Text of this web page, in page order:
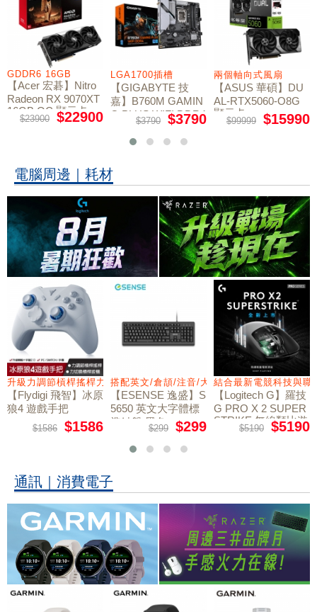
GDDR6 16GB
【Acer 宏碁】Nitro
Radeon RX 9070XT
16GB OC 顯示卡
$23900 $22900
LGA1700插槽
【GIGABYTE 技
嘉】B760M GAMIN
G PLUS WIFI DDR4
主機板$3790 $3790
兩個軸向式風扇
【ASUS 華碩】DU
AL-RTX5060-O8G
顯示卡
$99999 $15990
電腦周邊｜耗材
墊
升級力調節槓桿搖桿力切換扳機
【Flydigi 飛智】冰原
狼4 遊戲手把
$1586 $1586
搭配英文/倉頡/注音/大易
【ESENSE 逸盛】S
5650 英文大字體標
準鍵盤 黑色
$299 $299
結合最新電競科技與
【Logitech G】羅技
G PRO X 2 SUPER
STRIKE 無線類比遊
戲滑鼠$5190 $5190
通訊｜消費電子